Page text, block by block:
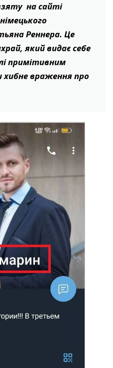
на сайті
Реннера. Це
який видає себе
примітивним
враження про